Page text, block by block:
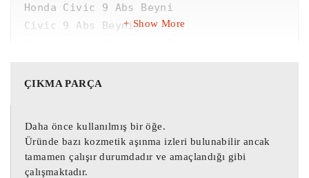
Honda Civic 9 Abs Beyni
Civic 9 Abs Beyni
Civic 9 Abs Çıkma Beyni
57110-TA9-E121-M1 Honda Abs Beyni
06.2109-6664.3 Honda Civic 9 Abs Beyni
06.2621-3048.1 Civic 9 Abs Beyni
Show More
ÇIKMA PARÇA
Daha önce kullanılmış bir öğe.
Üründe bazı kozmetik aşınma izleri bulunabilir ancak
tamamen çalışır durumdadır ve amaçlandığı gibi
çalışmaktadır.